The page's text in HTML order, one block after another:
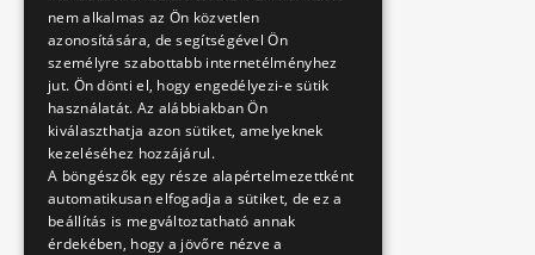
nem alkalmas az Ön közvetlen
azonosítására, de segítségével Ön
személyre szabottabb internetélményhez
jut. Ön dönti el, hogy engedélyezi-e sütik
használatát. Az alábbiakban Ön
kiválaszthatja azon sütiket, amelyeknek
kezeléséhez hozzájárul.
A böngészők egy része alapértelmezettként
automatikusan elfogadja a sütiket, de ez a
beállítás is megváltoztatható annak
érdekében, hogy a jövőre nézve a